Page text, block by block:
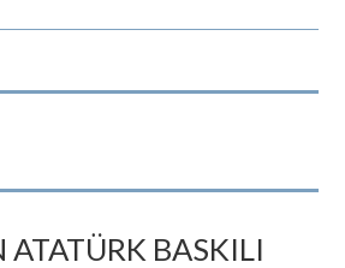
ATATÜRK BASKILI